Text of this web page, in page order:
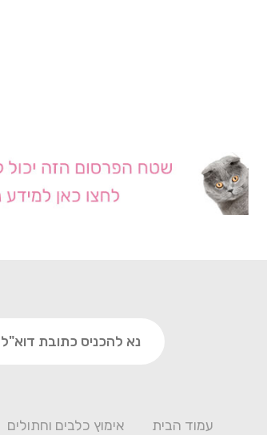
עמוד הבית אימוץ כלבים וחתולים